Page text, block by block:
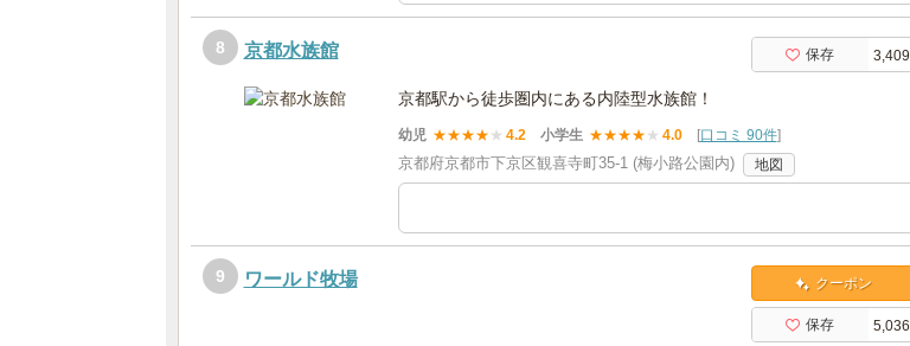
8 京都水族館 保存 3,409
京都駅から徒歩圏内にある内陸型水族館！
幼児 ★★★★ ★ 4.2 小学生 ★★★★ ★ 4.0 [口コミ 90件]
京都府京都市下京区観喜寺町35-1 (梅小路公園内) 地図
9 ワールド牧場 クーポン
保存 5,036